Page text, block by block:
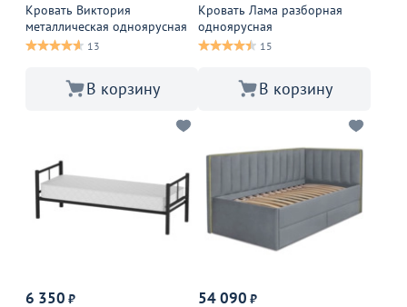
Кровать Виктория
металлическая одноярусная
13
В корзину
Кровать Лама разборная
одноярусная
15
В корзину
6 350 ₽
54 090 ₽